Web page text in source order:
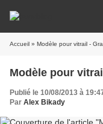
Accueil » Modèle pour vitrail -
Modèle pour
Publié le 10/08/2013 à
Par Alex Bikady